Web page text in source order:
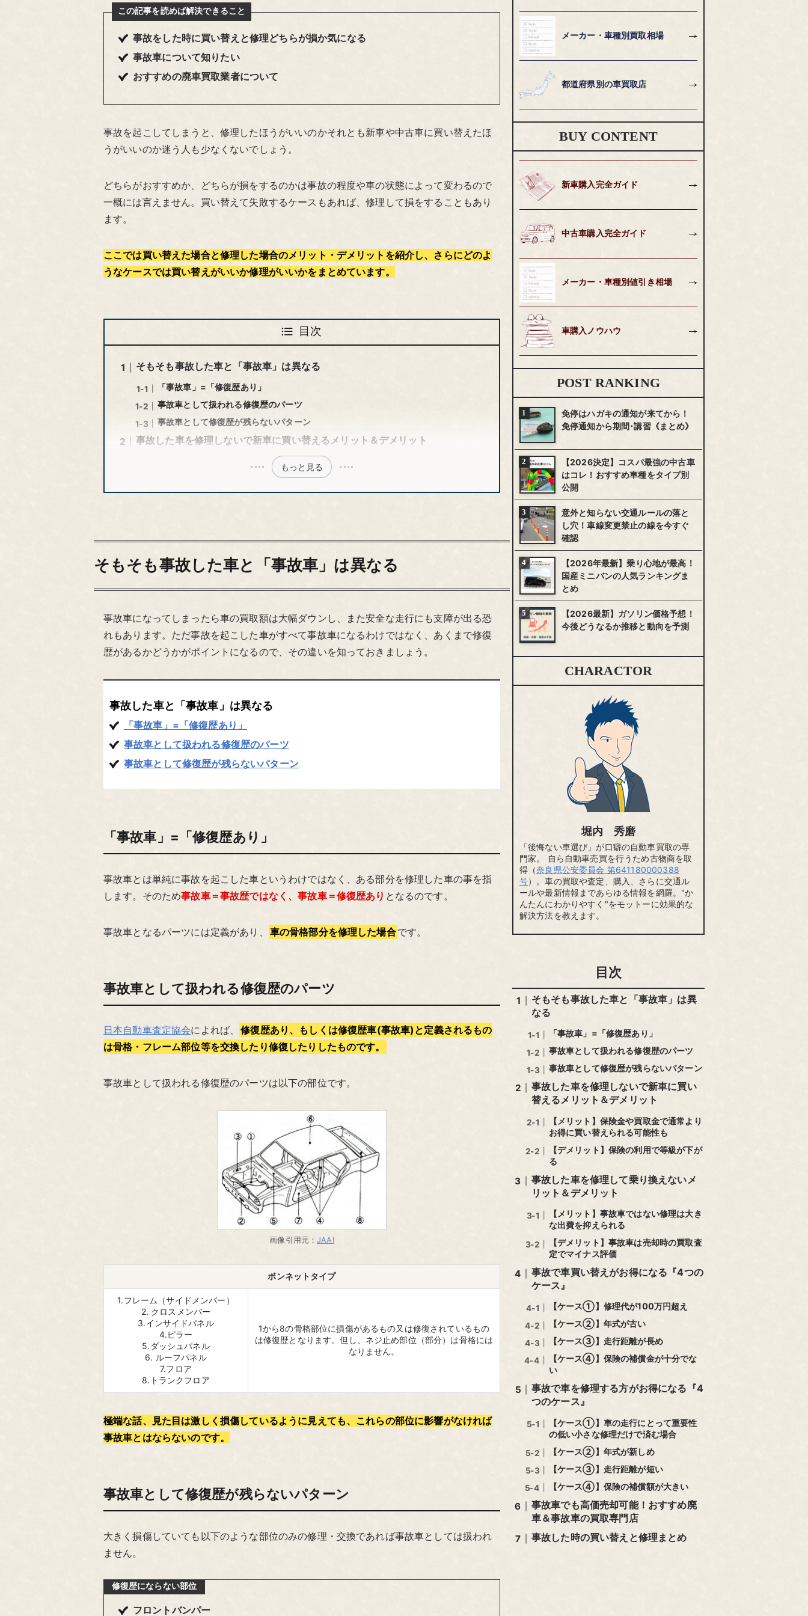
この記事を読めば解決できること
事故をした時に買い替えと修理どちらが損か気になる
事故車について知りたい
おすすめの廃車買取業者について
事故を起こしてしまうと、修理したほうがいいのかそれとも新車や中古車に買い替えたほ
うがいいのか迷う人も少なくないでしょう。
どちらがおすすめか、どちらが損をするのかは事故の程度や車の状態によって変わるので
一概には言えません。買い替えて失敗するケースもあれば、修理して損をすることもあり
ます。
ここでは買い替えた場合と修理した場合のメリット・デメリットを紹介し、さらにどのよ
うなケースでは買い替えがいいか修理がいいかをまとめています。
目次
そもそも事故した車と「事故車」は異なる
「事故車」=「修復歴あり」
事故車として扱われる修復歴のパーツ
事故車として修復歴が残らないパターン
事故した車を修理しないで新車に買い替えるメリット＆デメリット
もっと見る
そもそも事故した車と「事故車」は異なる
事故車になってしまったら車の買取額は大幅ダウンし、また安全な走行にも支障が出る恐
れもあります。ただ事故を起こした車がすべて事故車になるわけではなく、あくまで修復
歴があるかどうかがポイントになるので、その違いを知っておきましょう。
事故した車と「事故車」は異なる
「事故車」=「修復歴あり」
事故車として扱われる修復歴のパーツ
事故車として修復歴が残らないパターン
「事故車」=「修復歴あり」
事故車とは単純に事故を起こした車というわけではなく、ある部分を修理した車の事を指
します。そのため事故車＝事故歴ではなく、事故車＝修復歴あり となるのです。
事故車となるパーツには定義があり、 車の骨格部分を修理した場合です。
事故車として扱われる修復歴のパーツ
日本自動車査定協会によれば、 修復歴あり、もしくは修復歴車(事故車)と定義されるもの
は骨格・フレーム部位等を交換したり修復したりしたものです。
事故車として扱われる修復歴のパーツは以下の部位です。
画像引用元：JAAI
ボンネットタイプ
1.フレーム（サイドメンバー）
2. クロスメンバー
3.インサイドパネル
4.ピラー
5.ダッシュパネル
6. ルーフパネル
7.フロア
8.トランクフロア
1から8の骨格部位に損傷があるもの又は修復されているもの
は修復歴となります。但し、ネジ止め部位（部分）は骨格には
なりません。
極端な話、見た目は激しく損傷しているように見えても、これらの部位に影響がなければ
事故車とはならないのです。
事故車として修復歴が残らないパターン
大きく損傷していても以下のような部位のみの修理・交換であれば事故車としては扱われ
ません。
修復歴にならない部位
フロントバンパー
メーカー・車種別買取相場
都道府県別の車買取店
BUY CONTENT
新車購入完全ガイド
中古車購入完全ガイド
メーカー・車種別値引き相場
車購入ノウハウ
POST RANKING
免停はハガキの通知が来てから！
免停通知から期間･講習《まとめ》
【2026決定】コスパ最強の中古車
はコレ！おすすめ車種をタイプ別
公開
意外と知らない交通ルールの落と
し穴！車線変更禁止の線を今すぐ
確認
【2026年最新】乗り心地が最高！
国産ミニバンの人気ランキングま
とめ
【2026最新】ガソリン価格予想！
今後どうなるか推移と動向を予測
CHARACTOR
堀内 秀磨
「後悔ない車選び」が口癖の自動車買取の専
門家。 自ら自動車売買を行うため古物商を取
得（奈良県公安委員会 第641180000388
号）。車の買取や査定、購入、さらに交通ル
ールや最新情報まであらゆる情報を網羅。"か
んたんにわかりやすく"をモットーに効果的な
解決方法を教えます。
目次
そもそも事故した車と「事故車」は異
なる
「事故車」=「修復歴あり」
事故車として扱われる修復歴のパーツ
事故車として修復歴が残らないパターン
事故した車を修理しないで新車に買い
替えるメリット＆デメリット
【メリット】保険金や買取金で通常より
お得に買い替えられる可能性も
【デメリット】保険の利用で等級が下が
る
事故した車を修理して乗り換えないメ
リット＆デメリット
【メリット】事故車ではない修理は大き
な出費を抑えられる
【デメリット】事故車は売却時の買取査
定でマイナス評価
事故で車買い替えがお得になる『4つの
ケース』
【ケース①】修理代が100万円超え
【ケース②】年式が古い
【ケース③】走行距離が長め
【ケース④】保険の補償金が十分でな
い
事故で車を修理する方がお得になる『4
つのケース』
【ケース①】車の走行にとって重要性
の低い小さな修理だけで済む場合
【ケース②】年式が新しめ
【ケース③】走行距離が短い
【ケース④】保険の補償額が大きい
事故車でも高価売却可能！おすすめ廃
車＆事故車の買取専門店
事故した時の買い替えと修理まとめ